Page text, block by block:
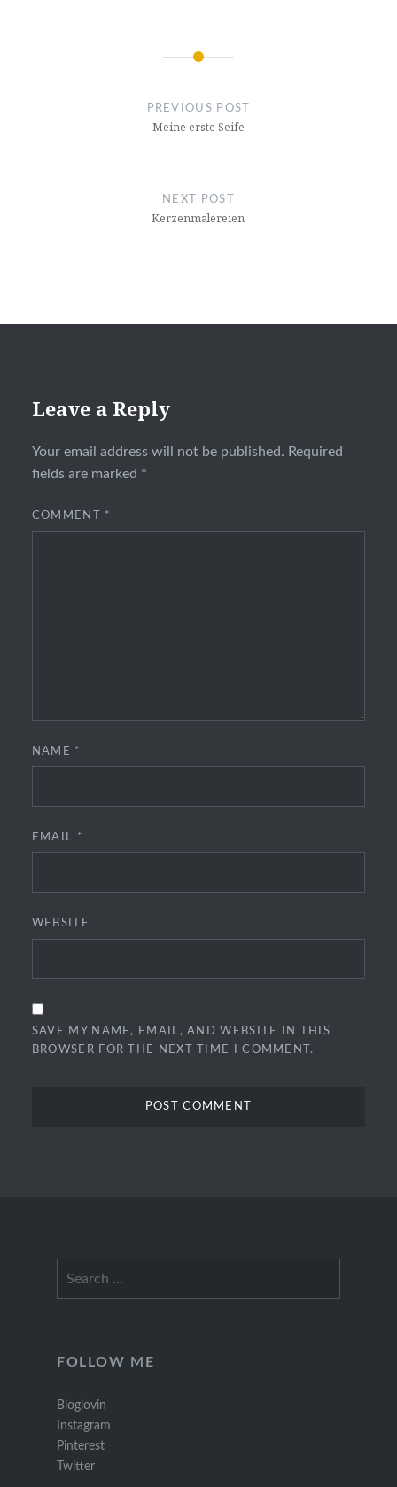
PREVIOUS POST
Meine erste Seife
NEXT POST
Kerzenmalereien
Leave a Reply
Your email address will not be published. Required
fields are marked *
COMMENT *
NAME *
EMAIL *
WEBSITE
SAVE MY NAME, EMAIL, AND WEBSITE IN THIS
BROWSER FOR THE NEXT TIME I COMMENT.
FOLLOW ME
Bloglovin
Instagram
Pinterest
Twitter